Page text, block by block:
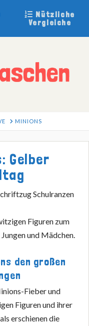
Nützliche
Vergleiche
MINIONS
Gelber
Figuren zum
und Mädchen.
den großen
Fieber und
Figuren und ihrer
erschienen die